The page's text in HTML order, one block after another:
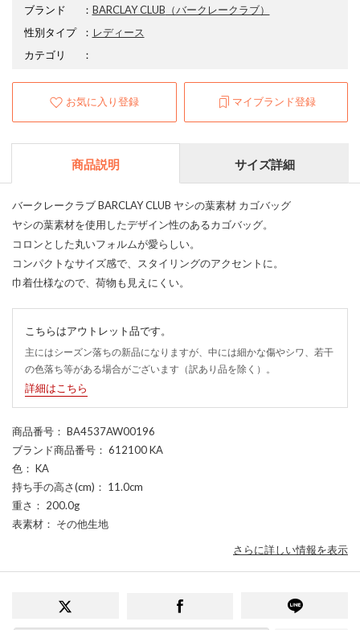
ブランド
： BARCLAY CLUB （バークレークラブ）
性別タイプ
： レディース
カテゴリ
：
お気に入り登録 マイブランド登録
商品説明 サイズ詳細
バークレークラブ BARCLAY CLUB ヤシの葉素材 カゴバッグ
ヤシの葉素材を使用したデザイン性のあるカゴバッグ。
コロンとした丸いフォルムが愛らしい。
コンパクトなサイズ感で、スタイリングのアクセントに。
巾着仕様なので、荷物も見えにくい。
こちらはアウトレット品です。
主にはシーズン落ちの新品になりますが、中には細かな傷やシワ、若干
の色落ち等がある場合がございます（訳あり品を除く）。
詳細はこちら
商品番号 ： BA4537AW00196
ブランド商品番号 ： 612100 KA
色 ： KA
持ち手の高さ(cm) ： 11.0cm
重さ ： 200.0g
表素材 ： その他生地
さらに詳しい情報を表示